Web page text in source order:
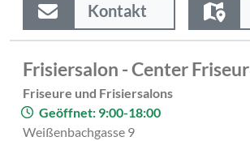
Kontakt
Frisiersalon - Center Friseur
Friseure und Frisiersalons
Geöffnet: 9:00-18:00
Weißenbachgasse 9